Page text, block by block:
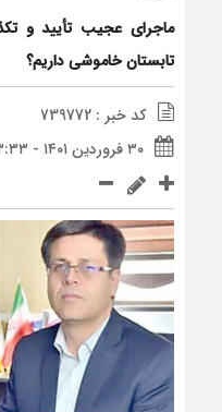
ماجرای عجیب تأیید و
تابستان خاموشی داریم؟
کد خبر : 739772
۳۰ فروردین ۱۴۰۱ - ۲۳:۳۳